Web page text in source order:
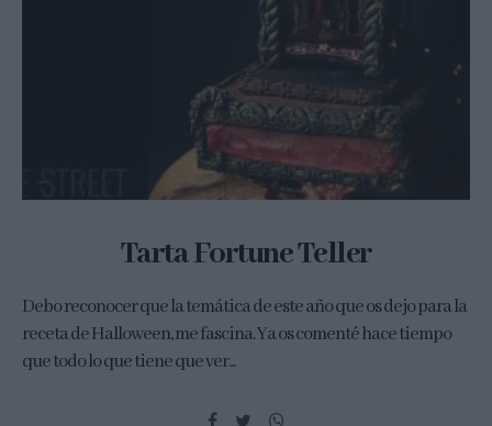
Tarta Fortune Teller
Debo reconocer que la temática de este año que os dejo para la
receta de Halloween, me fascina. Ya os comenté hace tiempo
que todo lo que tiene que ver...